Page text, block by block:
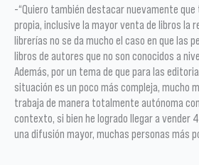
-“Quiero también destacar nuevamente
propia, inclusive la mayor venta de libros la
librerías no se da mucho el caso en que las
libros de autores que no son conocidos a
Además, por un tema de que para las
situación es un poco más compleja, mucho
trabaja de manera totalmente autónoma
contexto, si bien he logrado llegar a vender
una difusión mayor, muchas personas más